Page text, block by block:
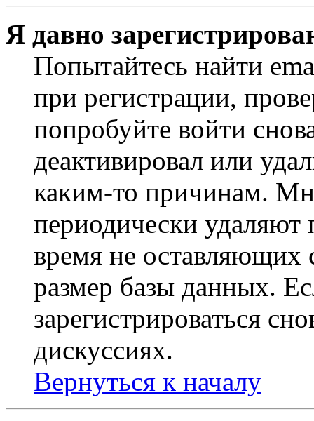
Я давно
Попытайтесь найти
при регистрации,
попробуйте войти
деактивировал или
каким-то причинам.
периодически удаляют
время не
размер базы данных.
зарегистрироваться
дискуссиях.
Вернуться к началу